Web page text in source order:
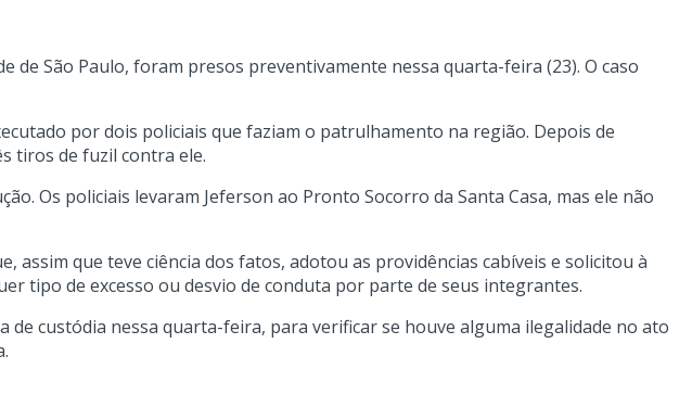
de São Paulo, foram presos preventivamente nessa quarta-feira (23). O caso
por dois policiais que faziam o patrulhamento na região. Depois de
tiros de fuzil contra ele.
Os policiais levaram Jeferson ao Pronto Socorro da Santa Casa, mas ele não
assim que teve ciência dos fatos, adotou as providências cabíveis e solicitou à
tipo de excesso ou desvio de conduta por parte de seus integrantes.
custódia nessa quarta-feira, para verificar se houve alguma ilegalidade no ato